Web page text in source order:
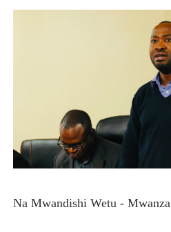
TACAIDS YASISITIZA KINGA
LONDO: KUONGEZA
WRRB YAJA NA UBUNIFU
HABARI ZILIZOPEWA
TPDC YARIDHISHWA NA
‎Na Mwandishi Wetu - Mwanza